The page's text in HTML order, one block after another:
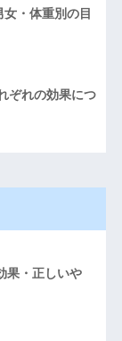
・体重別の目
ぞれの効果につ
果・正しいや